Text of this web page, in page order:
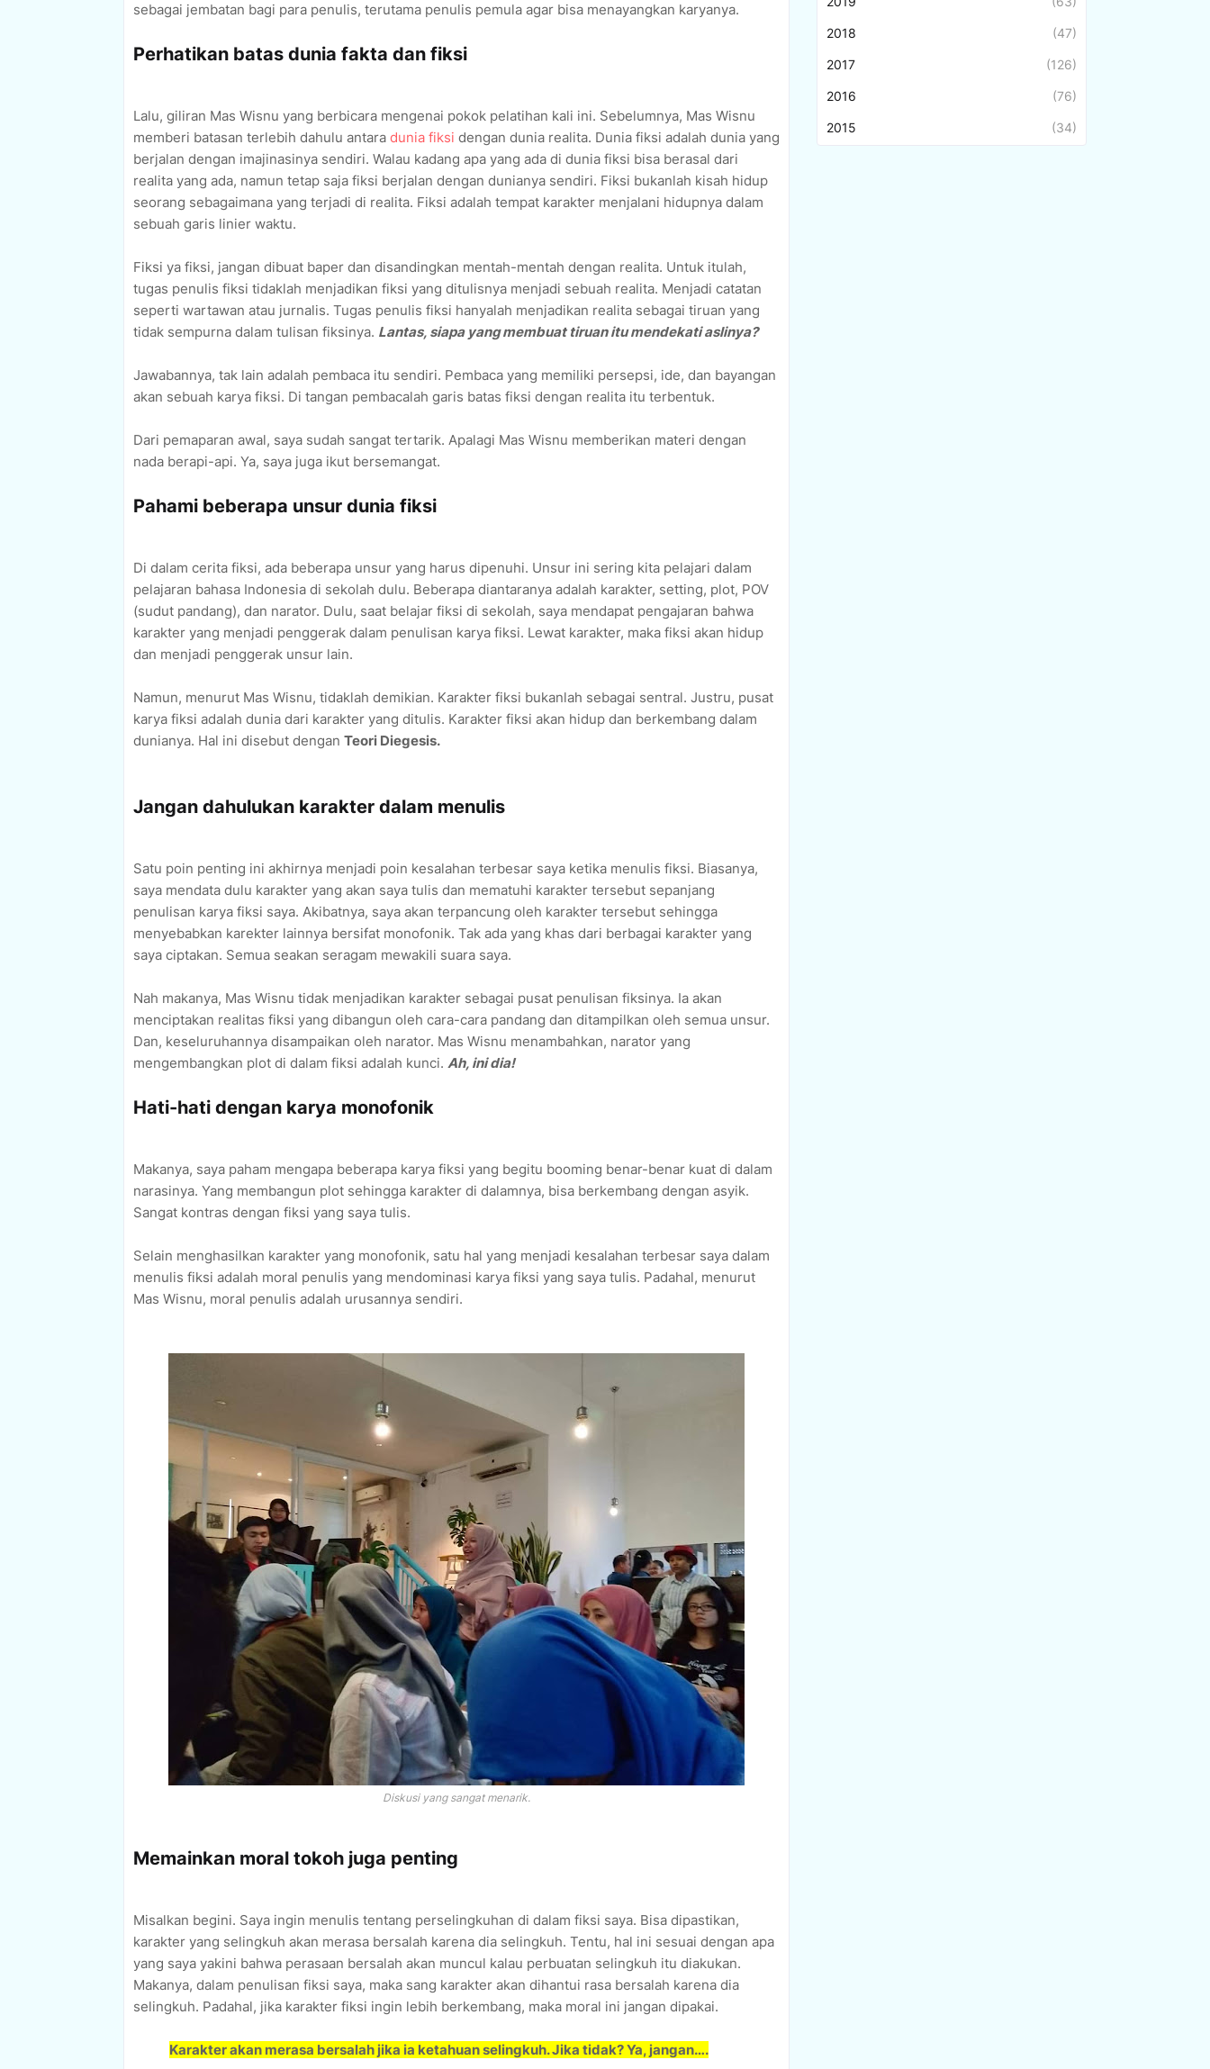
sebagai jembatan bagi para penulis, terutama penulis pemula agar bisa menayangkan karyanya.
Perhatikan batas dunia fakta dan fiksi
Lalu, giliran Mas Wisnu yang berbicara mengenai pokok pelatihan kali ini. Sebelumnya, Mas Wisnu
memberi batasan terlebih dahulu antara dunia fiksi dengan dunia realita. Dunia fiksi adalah dunia yang
berjalan dengan imajinasinya sendiri. Walau kadang apa yang ada di dunia fiksi bisa berasal dari
realita yang ada, namun tetap saja fiksi berjalan dengan dunianya sendiri. Fiksi bukanlah kisah hidup
seorang sebagaimana yang terjadi di realita. Fiksi adalah tempat karakter menjalani hidupnya dalam
sebuah garis linier waktu.
Fiksi ya fiksi, jangan dibuat baper dan disandingkan mentah-mentah dengan realita. Untuk itulah,
tugas penulis fiksi tidaklah menjadikan fiksi yang ditulisnya menjadi sebuah realita. Menjadi catatan
seperti wartawan atau jurnalis. Tugas penulis fiksi hanyalah menjadikan realita sebagai tiruan yang
tidak sempurna dalam tulisan fiksinya. Lantas, siapa yang membuat tiruan itu mendekati aslinya?
Jawabannya, tak lain adalah pembaca itu sendiri. Pembaca yang memiliki persepsi, ide, dan bayangan
akan sebuah karya fiksi. Di tangan pembacalah garis batas fiksi dengan realita itu terbentuk.
Dari pemaparan awal, saya sudah sangat tertarik. Apalagi Mas Wisnu memberikan materi dengan
nada berapi-api. Ya, saya juga ikut bersemangat.
Pahami beberapa unsur dunia fiksi
Di dalam cerita fiksi, ada beberapa unsur yang harus dipenuhi. Unsur ini sering kita pelajari dalam
pelajaran bahasa Indonesia di sekolah dulu. Beberapa diantaranya adalah karakter, setting, plot, POV
(sudut pandang), dan narator. Dulu, saat belajar fiksi di sekolah, saya mendapat pengajaran bahwa
karakter yang menjadi penggerak dalam penulisan karya fiksi. Lewat karakter, maka fiksi akan hidup
dan menjadi penggerak unsur lain.
Namun, menurut Mas Wisnu, tidaklah demikian. Karakter fiksi bukanlah sebagai sentral. Justru, pusat
karya fiksi adalah dunia dari karakter yang ditulis. Karakter fiksi akan hidup dan berkembang dalam
dunianya. Hal ini disebut dengan Teori Diegesis.
Jangan dahulukan karakter dalam menulis
Satu poin penting ini akhirnya menjadi poin kesalahan terbesar saya ketika menulis fiksi. Biasanya,
saya mendata dulu karakter yang akan saya tulis dan mematuhi karakter tersebut sepanjang
penulisan karya fiksi saya. Akibatnya, saya akan terpancung oleh karakter tersebut sehingga
menyebabkan karekter lainnya bersifat monofonik. Tak ada yang khas dari berbagai karakter yang
saya ciptakan. Semua seakan seragam mewakili suara saya.
Nah makanya, Mas Wisnu tidak menjadikan karakter sebagai pusat penulisan fiksinya. Ia akan
menciptakan realitas fiksi yang dibangun oleh cara-cara pandang dan ditampilkan oleh semua unsur.
Dan, keseluruhannya disampaikan oleh narator. Mas Wisnu menambahkan, narator yang
mengembangkan plot di dalam fiksi adalah kunci. Ah, ini dia!
Hati-hati dengan karya monofonik
Makanya, saya paham mengapa beberapa karya fiksi yang begitu booming benar-benar kuat di dalam
narasinya. Yang membangun plot sehingga karakter di dalamnya, bisa berkembang dengan asyik.
Sangat kontras dengan fiksi yang saya tulis.
Selain menghasilkan karakter yang monofonik, satu hal yang menjadi kesalahan terbesar saya dalam
menulis fiksi adalah moral penulis yang mendominasi karya fiksi yang saya tulis. Padahal, menurut
Mas Wisnu, moral penulis adalah urusannya sendiri.
Diskusi yang sangat menarik.
Memainkan moral tokoh juga penting
Misalkan begini. Saya ingin menulis tentang perselingkuhan di dalam fiksi saya. Bisa dipastikan,
karakter yang selingkuh akan merasa bersalah karena dia selingkuh. Tentu, hal ini sesuai dengan apa
yang saya yakini bahwa perasaan bersalah akan muncul kalau perbuatan selingkuh itu diakukan.
Makanya, dalam penulisan fiksi saya, maka sang karakter akan dihantui rasa bersalah karena dia
selingkuh. Padahal, jika karakter fiksi ingin lebih berkembang, maka moral ini jangan dipakai.
Karakter akan merasa bersalah jika ia ketahuan selingkuh. Jika tidak? Ya, jangan….
2018 (47)
2017 (126)
2016 (76)
2015 (34)